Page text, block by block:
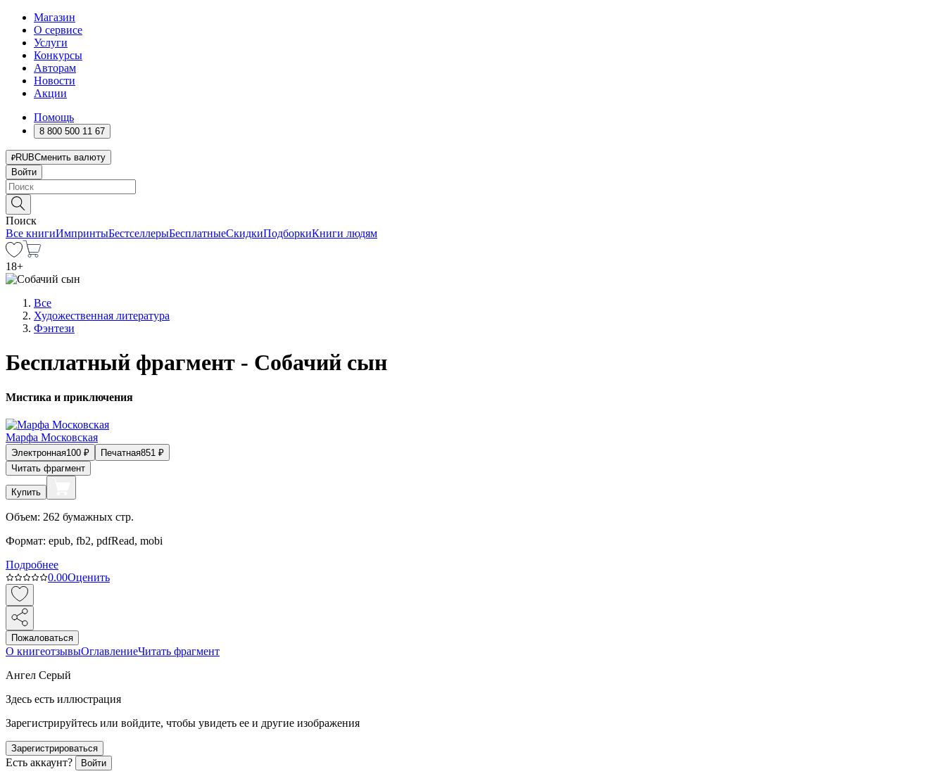
Магазин
О сервисе
Услуги
Конкурсы
Авторам
Новости
Акции
Помощь
8 800 500 11 67
RUBСменить валюту
Войти
Поиск
Все книгиИмпринтыБестселлерыБесплатныеСкидкиПодборкиКниги людям
18+
Все
Художественная литература
Фэнтези
Бесплатный фрагмент - Собачий сын
Мистика и приключения
Марфа Московская
Электронная100 ₽ Печатная851 ₽
Читать фрагмент
Купить
Объем: 262 бумажных стр.
Формат: epub, fb2, pdfRead, mobi
Подробнее
0.00Оценить
Пожаловаться
О книгеотзывыОглавлениеЧитать фрагмент
Ангел Серый
Здесь есть иллюстрация
Зарегистрируйтесь или войдите, чтобы увидеть ее и другие изображения
Зарегистрироваться
Есть аккаунт? Войти